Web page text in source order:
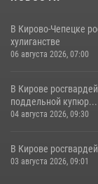
В Кирово-Чепецке
хулиганстве
06 августа 2026, 07:00
В Кирове
поддельной купюр...
04 августа 2026, 09:30
В Кирове
03 августа 2026, 09:01